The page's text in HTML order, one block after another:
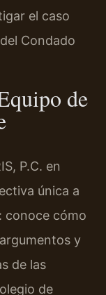
el caso
Condado
de
P.C. en
única a
conoce cómo
y
de las
de